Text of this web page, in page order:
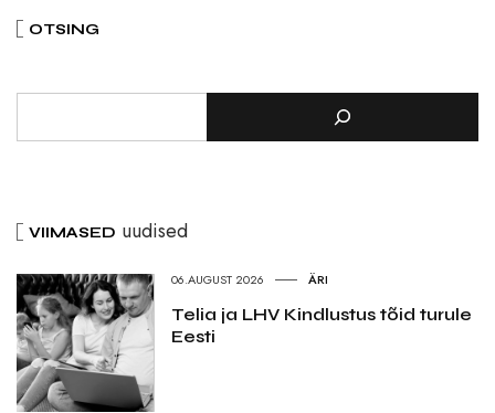
OTSING
VIIMASED uudised
06.AUGUST 2026 ÄRI
Telia ja LHV Kindlustus tõid turule
Eesti